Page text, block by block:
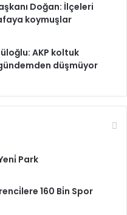
Doğan: İlçeleri
koymuşlar
AKP koltuk
düşmüyor
Park
160 Bi̇n Spor